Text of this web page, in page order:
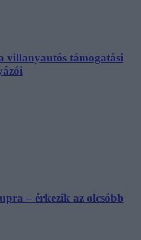
villanyautós támogatási
– érkezik az olcsóbb